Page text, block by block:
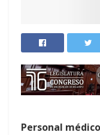
Personal